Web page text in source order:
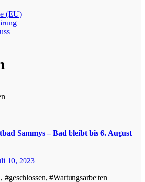
(EU)
Sammys – Bad bleibt bis 6. August
10, 2023
#geschlossen, #Wartungsarbeiten